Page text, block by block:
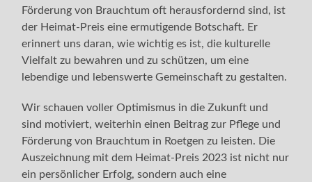
Förderung von Brauchtum oft herausfordernd sind, ist
der Heimat-Preis eine ermutigende Botschaft. Er
erinnert uns daran, wie wichtig es ist, die kulturelle
Vielfalt zu bewahren und zu schützen, um eine
lebendige und lebenswerte Gemeinschaft zu gestalten.
Wir schauen voller Optimismus in die Zukunft und
sind motiviert, weiterhin einen Beitrag zur Pflege und
Förderung von Brauchtum in Roetgen zu leisten. Die
Auszeichnung mit dem Heimat-Preis 2023 ist nicht nur
ein persönlicher Erfolg, sondern auch eine